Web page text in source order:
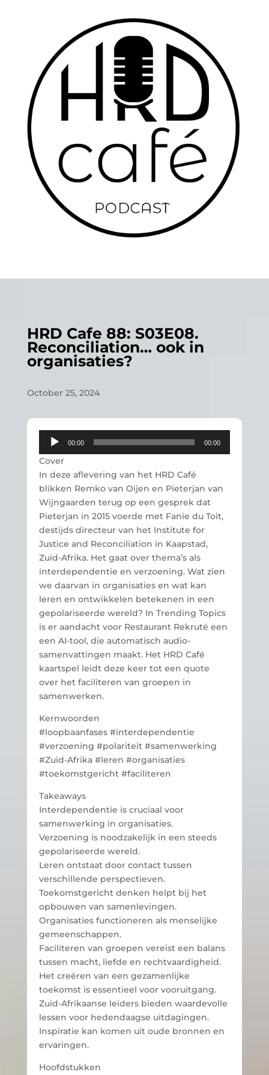
HRD Cafe 88: S03E08.
Reconciliation… ook in
organisaties?
October 25, 2024
Audio
00:00 00:00
Cover
In deze aflevering van het HRD Café
blikken Remko van Oijen en Pieterjan van
Wijngaarden terug op een gesprek dat
Pieterjan in 2015 voerde met Fanie du Toit,
destijds directeur van het Institute for
Justice and Reconciliation in Kaapstad,
Zuid-Afrika. Het gaat over thema’s als
interdependentie en verzoening. Wat zien
we daarvan in organisaties en wat kan
leren en ontwikkelen betekenen in een
gepolariseerde wereld? In Trending Topics
is er aandacht voor Restaurant Rekruté een
een AI-tool, die automatisch audio-
samenvattingen maakt. Het HRD Café
kaartspel leidt deze keer tot een quote
over het faciliteren van groepen in
samenwerken.
Kernwoorden
#loopbaanfases #interdependentie
#verzoening #polariteit #samenwerking
#Zuid-Afrika #leren #organisaties
#toekomstgericht #faciliteren
Takeaways
Interdependentie is cruciaal voor
samenwerking in organisaties.
Verzoening is noodzakelijk in een steeds
gepolariseerde wereld.
Leren ontstaat door contact tussen
verschillende perspectieven.
Toekomstgericht denken helpt bij het
opbouwen van samenlevingen.
Organisaties functioneren als menselijke
gemeenschappen.
Faciliteren van groepen vereist een balans
tussen macht, liefde en rechtvaardigheid.
Het creëren van een gezamenlijke
toekomst is essentieel voor vooruitgang.
Zuid-Afrikaanse leiders bieden waardevolle
lessen voor hedendaagse uitdagingen.
Inspiratie kan komen uit oude bronnen en
ervaringen.
Hoofdstukken